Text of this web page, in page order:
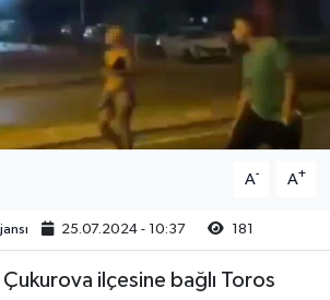
A- A+
25.07.2024 - 10:37 181
Çukurova ilçesine bağlı Toros